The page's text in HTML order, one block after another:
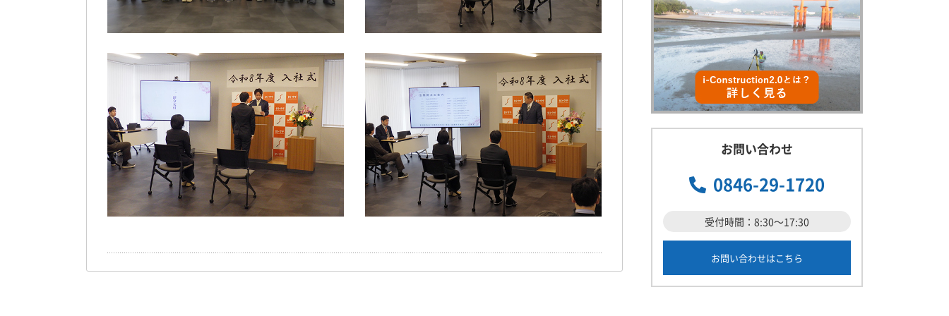
お問い合わせ
0846-29-1720
受付時間：8:30～17:30
お問い合わせはこちら